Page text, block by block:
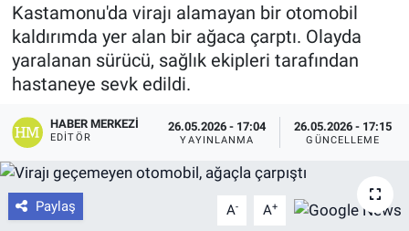
Kastamonu'da virajı alamayan bir otomobil
kaldırımda yer alan bir ağaca çarptı. Olayda
yaralanan sürücü, sağlık ekipleri tarafından
hastaneye sevk edildi.
HABER MERKEZI
EDITÖR
26.05.2026 - 17:04
YAYINLANMA
26.05.2026 - 17:15
GÜNCELLEME
Paylaş A- A+